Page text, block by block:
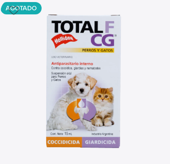
AGOTADO